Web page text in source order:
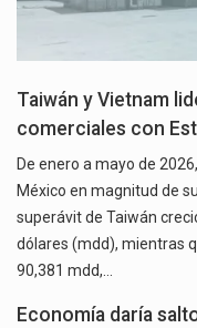
Taiwán y Vietnam
comerciales con
De enero a mayo de
México en magnitud de
superávit de Taiwán
dólares (mdd), mientras
90,381 mdd,…
Economía daría